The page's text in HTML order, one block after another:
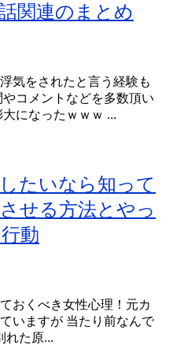
関連のまとめ
気をされたと言う経験も
コメントなどを多数頂い
になったｗｗｗ ...
たいなら知って
せる方法とやっ
動
おくべき女性心理！元カ
いますが 当たり前なんで
れた原...